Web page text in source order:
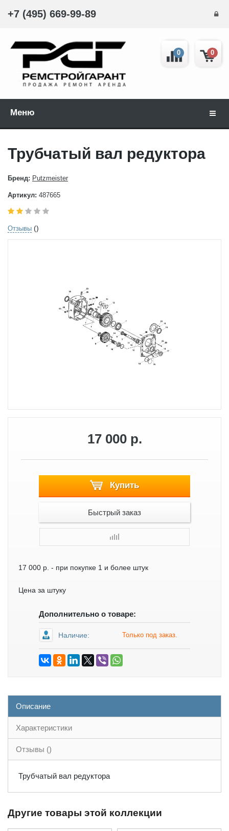
+7 (495) 669-99-89
0
0
Меню
Трубчатый вал редуктора
Бренд: Putzmeister
Артикул: 487665
Отзывы ()
17 000 р.
Купить
Быстрый заказ
17 000 р. - при покупке 1 и более штук
Цена за штуку
Дополнительно о товаре:
Наличие: Только под заказ.
Описание
Характеристики
Отзывы ()
Трубчатый вал редуктора
Другие товары этой коллекции